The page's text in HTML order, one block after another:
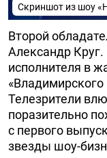
Скриншот из шоу
Второй
Александр
исполнителя в
Телезрители
поразительно
с первого
звезды шоу-